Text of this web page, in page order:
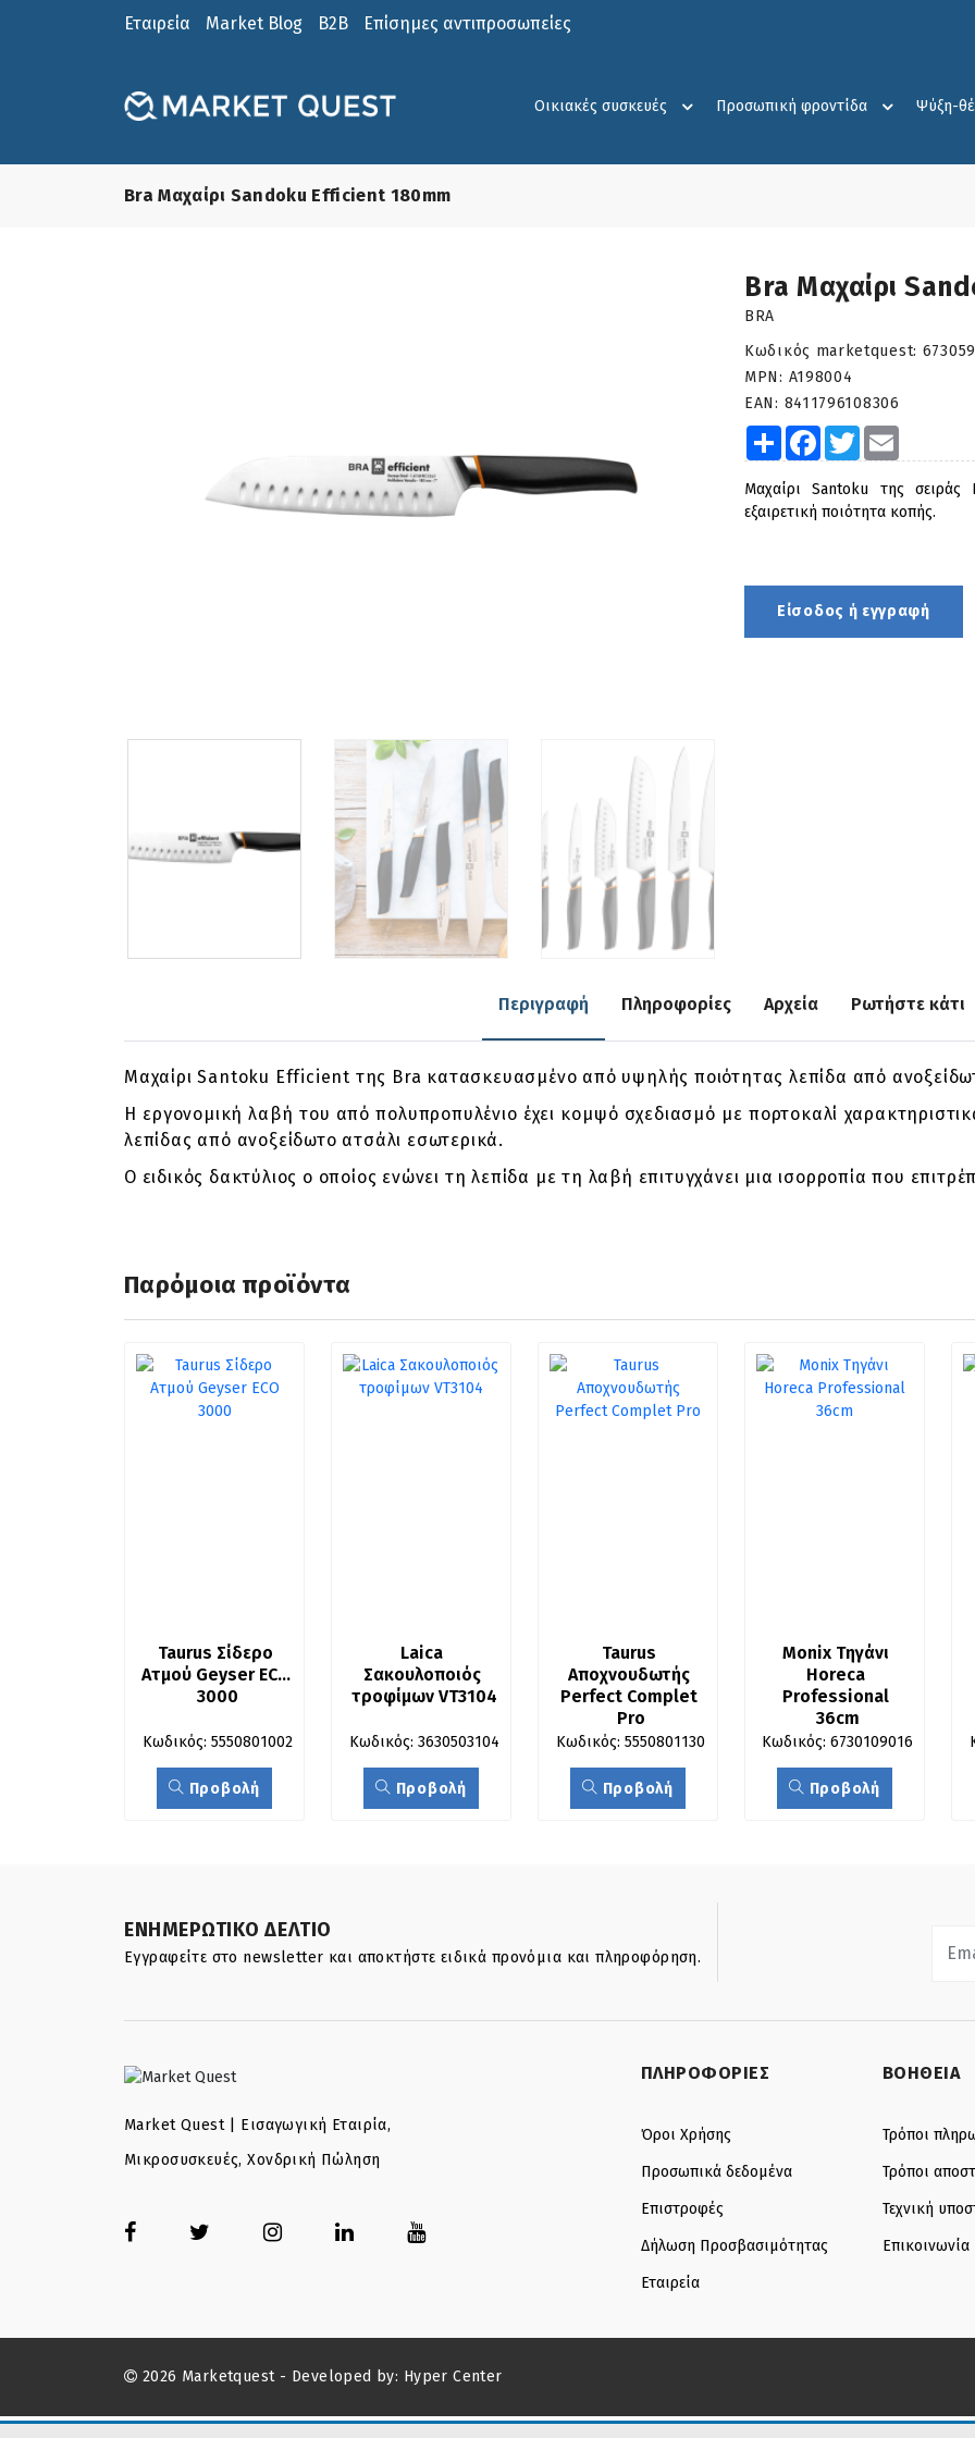
Εταιρεία Market Blog B2B Επίσημες αντιπροσωπείες
Οικιακές συσκευές Προσωπική φροντίδα Ψύξη-
Bra Μαχαίρι Sandoku Efficient 180mm
Bra Μαχαίρι
BRA
Κωδικός marketquest:
MPN: A198004
EAN: 8411796108306
Share Facebook
Twitter
Μαχαίρι Santoku της σειράς
εξαιρετική ποιότητα κοπής.
Είσοδος ή εγγραφή
Περιγραφή Πληροφορίες Αρχεία Ρωτήστε κάτι
Μαχαίρι Santoku Efficient της Bra κατασκευασμένο από υψηλής ποιότητας λεπίδα από
Η εργονομική λαβή του από πολυπροπυλένιο έχει κομψό σχεδιασμό με πορτοκαλί
λεπίδας από ανοξείδωτο ατσάλι εσωτερικά.
Ο ειδικός δακτύλιος ο οποίος ενώνει τη λεπίδα με τη λαβή επιτυγχάνει μια ισορροπία που
Παρόμοια προϊόντα
Taurus Σίδερο
Ατμού Geyser ECO
3000
Κωδικός: 5550801002
Προβολή
Laica
Σακουλοποιός
τροφίμων VT3104
Κωδικός: 3630503104
Προβολή
Taurus
Αποχνουδωτής
Perfect Complet
Pro
Κωδικός: 5550801130
Προβολή
Monix Τηγάνι
Horeca
Professional
36cm
Κωδικός: 6730109016
Προβολή
ΕΝΗΜΕΡΩΤΙΚΟ ΔΕΛΤΙΟ
Εγγραφείτε στο newsletter και αποκτήστε ειδικά προνόμια και πληροφόρηση.
Market Quest | Εισαγωγική Εταιρία,
Μικροσυσκευές, Χονδρική Πώληση
ΠΛΗΡΟΦΟΡΙΕΣ
Όροι Χρήσης
Προσωπικά δεδομένα
Επιστροφές
Δήλωση Προσβασιμότητας
Εταιρεία
ΒΟΗΘΕΙΑ
Τρόποι
Τρόποι
Τεχνική
Επικοινωνία
2026 Marketquest - Developed by: Hyper Center